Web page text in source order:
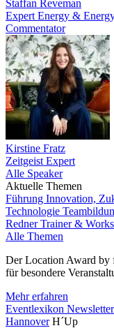
Staffan Reveman
Expert Energy &
Commentator
Kirstine Fratz
Zeitgeist Expert
Alle Speaker
Aktuelle Themen
Führung Innovation,
Technologie
RednerTrainer &
Alle Themen
Der Location Award by
für besondere
Mehr erfahren
Eventlexikon Newsletter
Hannover H´Up